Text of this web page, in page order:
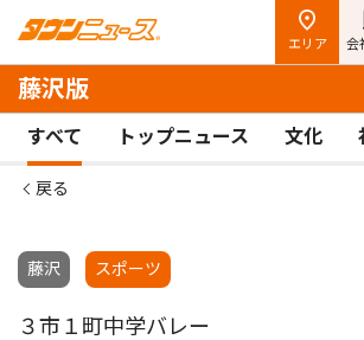
エリア 会
藤沢版
すべて トップニュース 文化
戻る
藤沢 スポーツ
３市１町中学バレー